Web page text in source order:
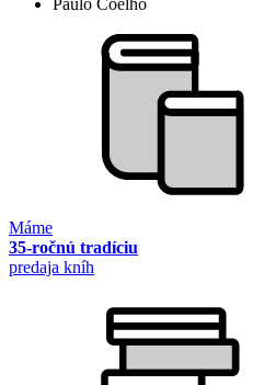
Máme
35-ročnú tradíciu
predaja kníh